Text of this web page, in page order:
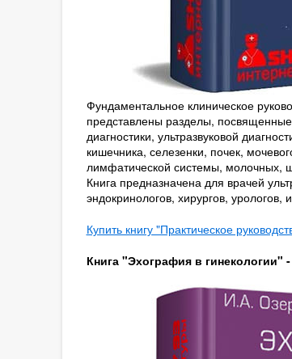
Фундаментальное клиническое
представлены разделы,
диагностики, ультразвуковой
кишечника, селезенки, почек,
лимфатической системы, молочных,
Книга предназначена для врачей
эндокринологов, хирургов, урологов,
Купить книгу "Практическое
Книга "Эхография в гинекологии"